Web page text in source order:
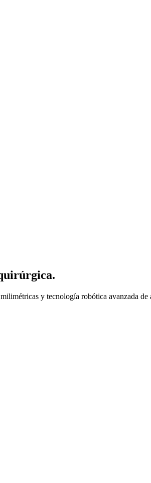
y tecnología robótica avanzada